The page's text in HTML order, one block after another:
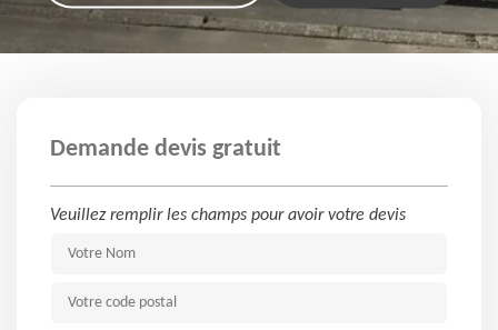
Demande devis gratuit
Veuillez remplir les champs pour avoir votre devis